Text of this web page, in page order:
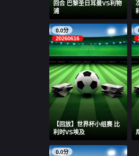
回合 巴黎圣日耳曼VS利物
浦
0.0分
20260616
【回放】世界杯小组赛 比
利时VS埃及
0.0分